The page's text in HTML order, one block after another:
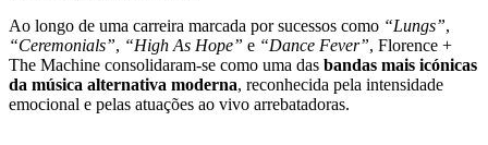
Ao longo de uma carreira marcada por sucessos como “Lungs”,
“Ceremonials”, “High As Hope” e “Dance Fever”, Florence +
The Machine consolidaram-se como uma das bandas mais icónicas
da música alternativa moderna, reconhecida pela intensidade
emocional e pelas atuações ao vivo arrebatadoras.